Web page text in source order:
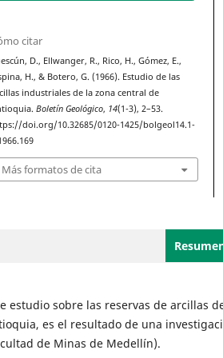
citar
D., Ellwanger, R., Rico, H., Gómez, E.,
H., & Botero, G. (1966). Estudio de las
industriales de la zona central de
Boletín Geológico, 14(1-3), 2–53.
doi.org/10.32685/0120-1425/bolgeol14.1-
Más formatos de cita
estudio sobre las reservas de arcillas
es el resultado de una
de Minas de Medellín).